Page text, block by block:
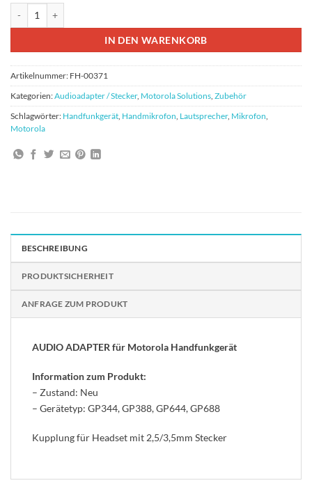
IN DEN WARENKORB
Artikelnummer: FH-00371
Kategorien:Audioadapter / Stecker, Motorola Solutions Zubehör
Schlagwörter: Handfunkgerät Handmikrofon Lautsprecher, Mikrofon
Motorola
BESCHREIBUNG
PRODUKTSICHERHEIT
ANFRAGE ZUM PRODUKT
AUDIO ADAPTER für Motorola Handfunkgerät
Information zum Produkt:
– Zustand: Neu
– Gerätetyp: GP344, GP388, GP644, GP688
Kupplung für Headset mit 2,5/3,5mm Stecker